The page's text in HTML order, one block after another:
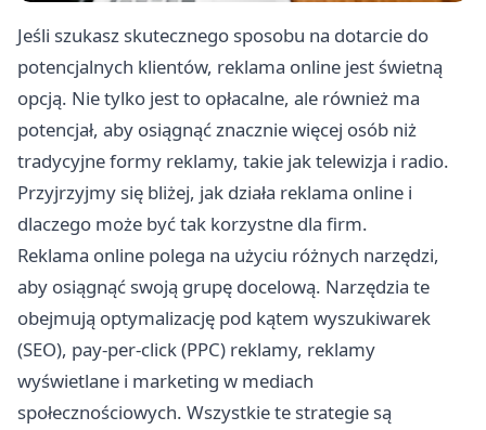
Jeśli szukasz skutecznego sposobu na dotarcie do
potencjalnych klientów, reklama online jest świetną
opcją. Nie tylko jest to opłacalne, ale również ma
potencjał, aby osiągnąć znacznie więcej osób niż
tradycyjne formy reklamy, takie jak telewizja i radio.
Przyjrzyjmy się bliżej, jak działa reklama online i
dlaczego może być tak korzystne dla firm.
Reklama online polega na użyciu różnych narzędzi,
aby osiągnąć swoją grupę docelową. Narzędzia te
obejmują optymalizację pod kątem wyszukiwarek
(SEO), pay-per-click (PPC) reklamy, reklamy
wyświetlane i marketing w mediach
społecznościowych. Wszystkie te strategie są